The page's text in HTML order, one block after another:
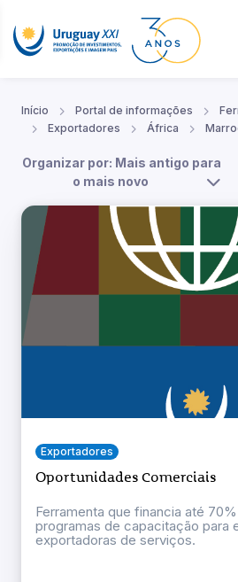
Início Portal de informações
Exportadores
África
Organizar por: Mais antigo para
o mais novo
Exportadores
Oportunidades Comerciais
Ferramenta que financia até
programas de capacitação para
exportadoras de serviços.